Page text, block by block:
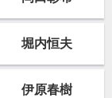
堀内恒夫
伊原春樹